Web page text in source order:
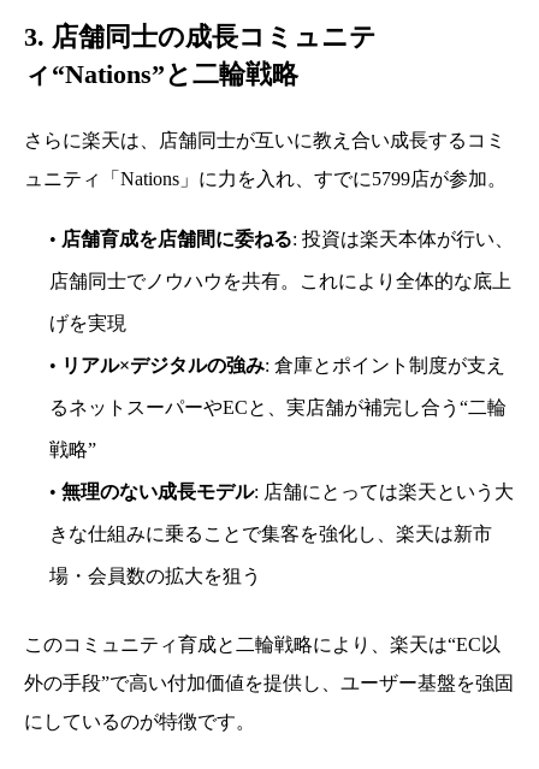
3. 店舗同士の成長コミュニテ
ィ“Nations”と二輪戦略
さらに楽天は、店舗同士が互いに教え合い成長するコミ
ュニティ「Nations」に力を入れ、すでに5799店が参加。
• 店舗育成を店舗間に委ねる: 投資は楽天本体が行い、
店舗同士でノウハウを共有。これにより全体的な底上
げを実現
• リアル×デジタルの強み: 倉庫とポイント制度が支え
るネットスーパーやECと、実店舗が補完し合う“二輪
戦略”
• 無理のない成長モデル: 店舗にとっては楽天という大
きな仕組みに乗ることで集客を強化し、楽天は新市
場・会員数の拡大を狙う
このコミュニティ育成と二輪戦略により、楽天は“EC以
外の手段”で高い付加価値を提供し、ユーザー基盤を強固
にしているのが特徴です。